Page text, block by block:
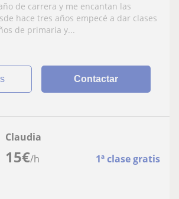
de carrera y me encantan las
hace tres años empecé a dar clases
de primaria y...
Contactar
15€/h 1ª clase gratis
Claudia